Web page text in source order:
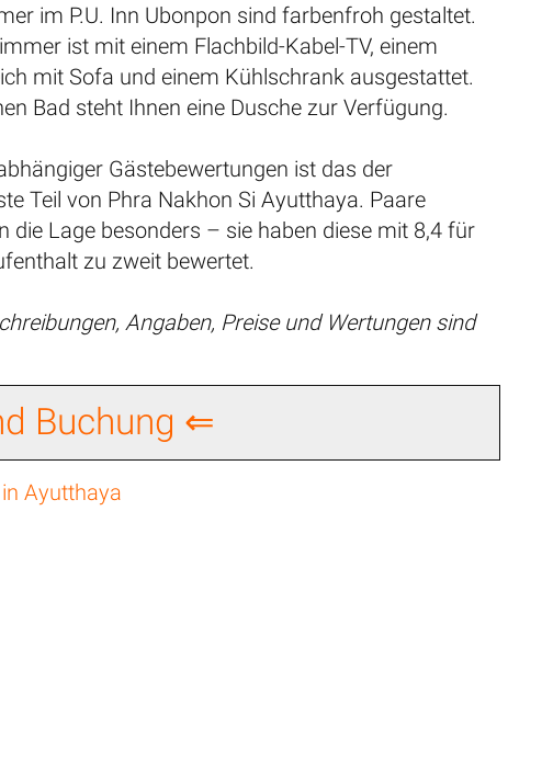
im P.U. Inn Ubonpon sind farbenfroh gestaltet.
ist mit einem Flachbild-Kabel-TV, einem
mit Sofa und einem Kühlschrank ausgestattet.
Bad steht Ihnen eine Dusche zur Verfügung.
Gästebewertungen ist das der
Teil von Phra Nakhon Si Ayutthaya. Paare
die Lage besonders – sie haben diese mit 8,4 für
zu zweit bewertet.
Angaben, Preise und Wertungen sind
Buchung ⇐
Ayutthaya